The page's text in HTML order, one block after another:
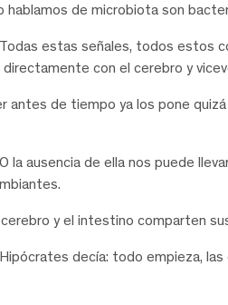
hablamos de microbiota son
Todas estas señales, todos estos
con el cerebro y
antes de tiempo ya los pone
O la ausencia de ella nos puede
y el intestino comparten
Hipócrates decía: todo empieza,